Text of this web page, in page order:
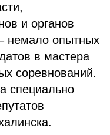
и органов
немало опытных
в мастера
соревнований.
специально